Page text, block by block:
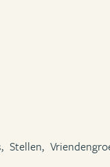
Stellen,